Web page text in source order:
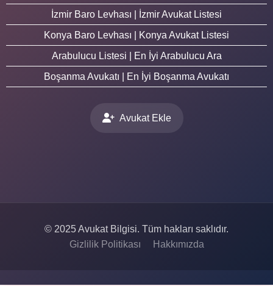
İzmir Baro Levhası | İzmir Avukat Listesi
Konya Baro Levhası | Konya Avukat Listesi
Arabulucu Listesi | En İyi Arabulucu Ara
Boşanma Avukatı | En İyi Boşanma Avukatı
Avukat Ekle
© 2025 Avukat Bilgisi. Tüm hakları saklıdır.
Gizlilik Politikası
Hakkımızda